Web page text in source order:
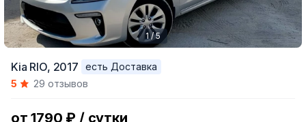
of
1 / 5
Kia RIO, 2017
есть Доставка
5
29 отзывов
от 1790 ₽ / сутки